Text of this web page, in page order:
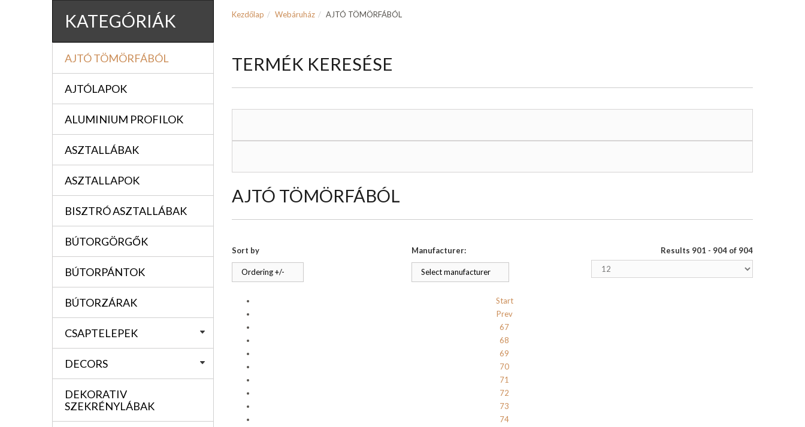
KATEGÓRIÁK
AJTÓ TÖMÖRFÁBÓL
AJTÓLAPOK
ALUMINIUM PROFILOK
ASZTALLÁBAK
ASZTALLAPOK
BISZTRÓ ASZTALLÁBAK
BÚTORGÖRGŐK
BÚTORPÁNTOK
BÚTORZÁRAK
CSAPTELEPEK
DECORS
DEKORATIV
SZEKRÉNYLÁBAK
Kezdőlap Webáruház AJTÓ TÖMÖRFÁBÓL
TERMÉK KERESÉSE
AJTÓ TÖMÖRFÁBÓL
Sort by
Ordering +/-
Manufacturer:
Select manufacturer
Results 901 - 904 of 904
Start
Prev
67
68
69
70
71
72
73
74